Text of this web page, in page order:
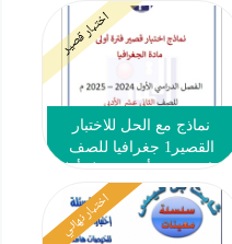
2022
اختبار قصير
نماذج مع الحل للاختبار
القصير1 جغرافيا للصف
#م. التميز 2024-2025
اختبار نهائي